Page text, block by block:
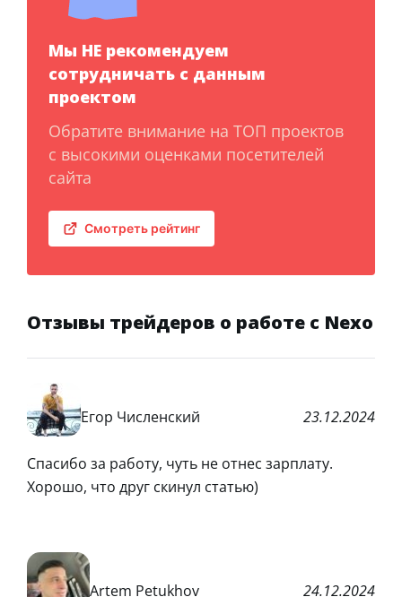
Мы НЕ рекомендуем
сотрудничать с данным
проектом
Обратите внимание на ТОП проектов
с высокими оценками посетителей
сайта
Смотреть рейтинг
Отзывы трейдеров о работе с Nexo
Егор Численский 23.12.2024
Спасибо за работу, чуть не отнес зарплату.
Хорошо, что друг скинул статью)
Artem Petukhov 24.12.2024